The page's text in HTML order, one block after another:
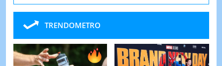
TRENDOMETRO